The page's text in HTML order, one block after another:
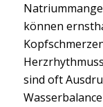
können
sind oft